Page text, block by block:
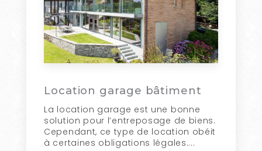
Location garage bâtiment
La location garage est une bonne
solution pour l’entreposage de biens.
Cependant, ce type de location obéit
à certaines obligations légales....